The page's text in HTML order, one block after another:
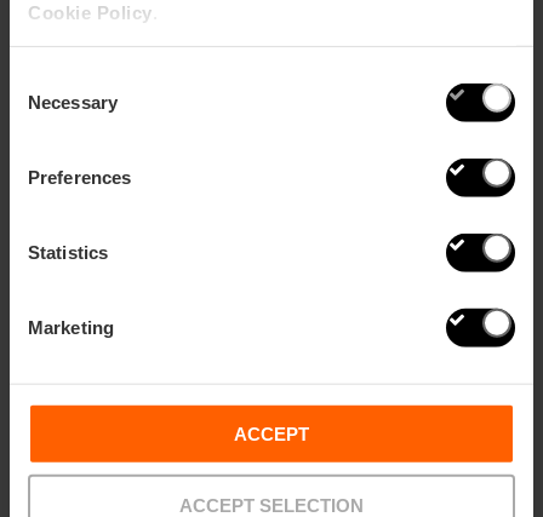
Cookie Policy
Selection
Necessary
Preferences
Statistics
Marketing
ACCEPT
ACCEPT SELECTION
El Jardín del Turia: el corazón verde de